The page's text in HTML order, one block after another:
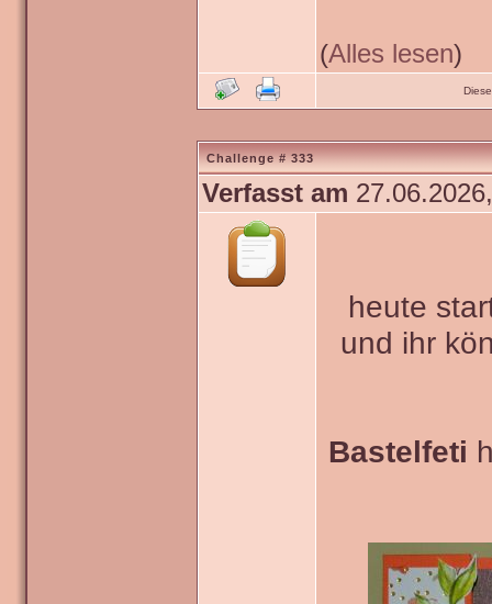
(Alles lesen)
Challenge # 333
Verfasst am
heute
und ihr
Bastelfeti